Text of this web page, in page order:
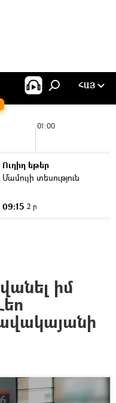
ՀԱՅ
01:00
Ուղիղ եթեր
Մամուլի տեսություն
09:15 2 ր
իմ